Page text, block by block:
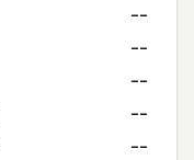
--
--
--
--
--